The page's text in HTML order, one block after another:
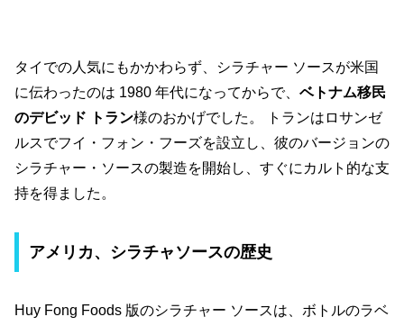
タイでの人気にもかかわらず、シラチャー ソースが米国
に伝わったのは 1980 年代になってからで、 ベトナム移民
のデビッド トラン様のおかげでした。 トランはロサンゼ
ルスでフイ・フォン・フーズを設立し、彼のバージョンの
シラチャー・ソースの製造を開始し、すぐにカルト的な支
持を得ました。
アメリカ、シラチャソースの歴史
Huy Fong Foods 版のシラチャー ソースは、ボトルのラベ